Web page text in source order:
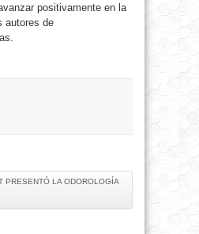
positivamente en la
autores de
PRESENTÓ LA ODOROLOGÍA